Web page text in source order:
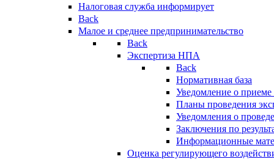
Налоговая служба информирует
Back
Малое и среднее предпринимательство
Back
Экспертиза НПА
Back
Нормативная база
Уведомление о
Планы проведения
Уведомления о
Заключения по
Информационные
Оценка регулирующего